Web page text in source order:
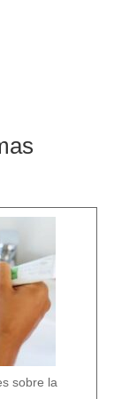
sobre la